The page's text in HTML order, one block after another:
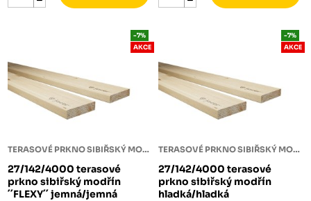
TERASOVÉ PRKNO SIBIŘSKÝ MODŘÍN
27/142/4000 terasové
prkno sibiřský modřín
´´FLEXY´´ jemná/jemná
-7%
AKCE
TERASOVÉ PRKNO SIBIŘSKÝ MODŘÍN
27/142/4000 terasové
prkno sibiřský modřín
hladká/hladká
-7%
AKCE